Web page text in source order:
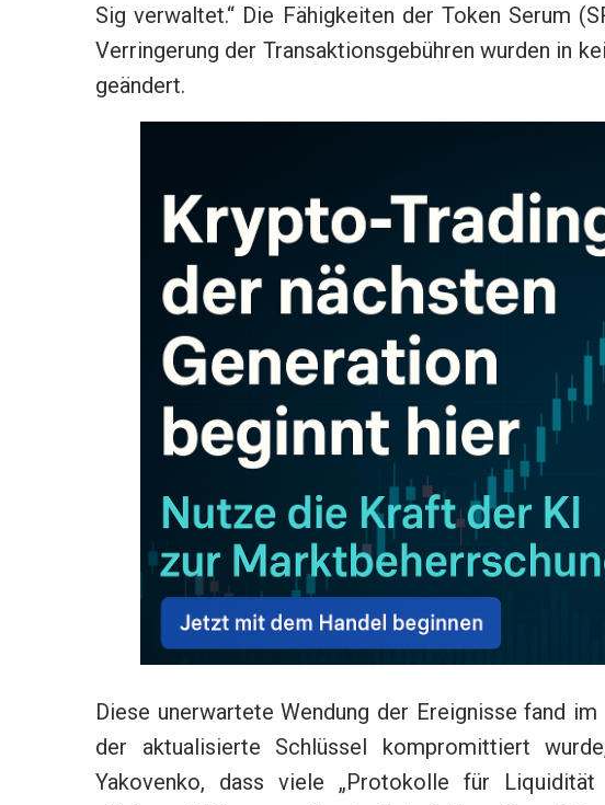
Sig verwaltet.“ Die Fähigkeiten der Token Serum
Verringerung der Transaktionsgebühren wurden in
geändert.
Diese unerwartete Wendung der Ereignisse fand
der aktualisierte Schlüssel kompromittiert
Yakovenko, dass viele „Protokolle für